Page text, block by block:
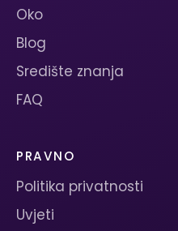
Oko
Blog
Središte znanja
FAQ
PRAVNO
Politika privatnosti
Uvjeti